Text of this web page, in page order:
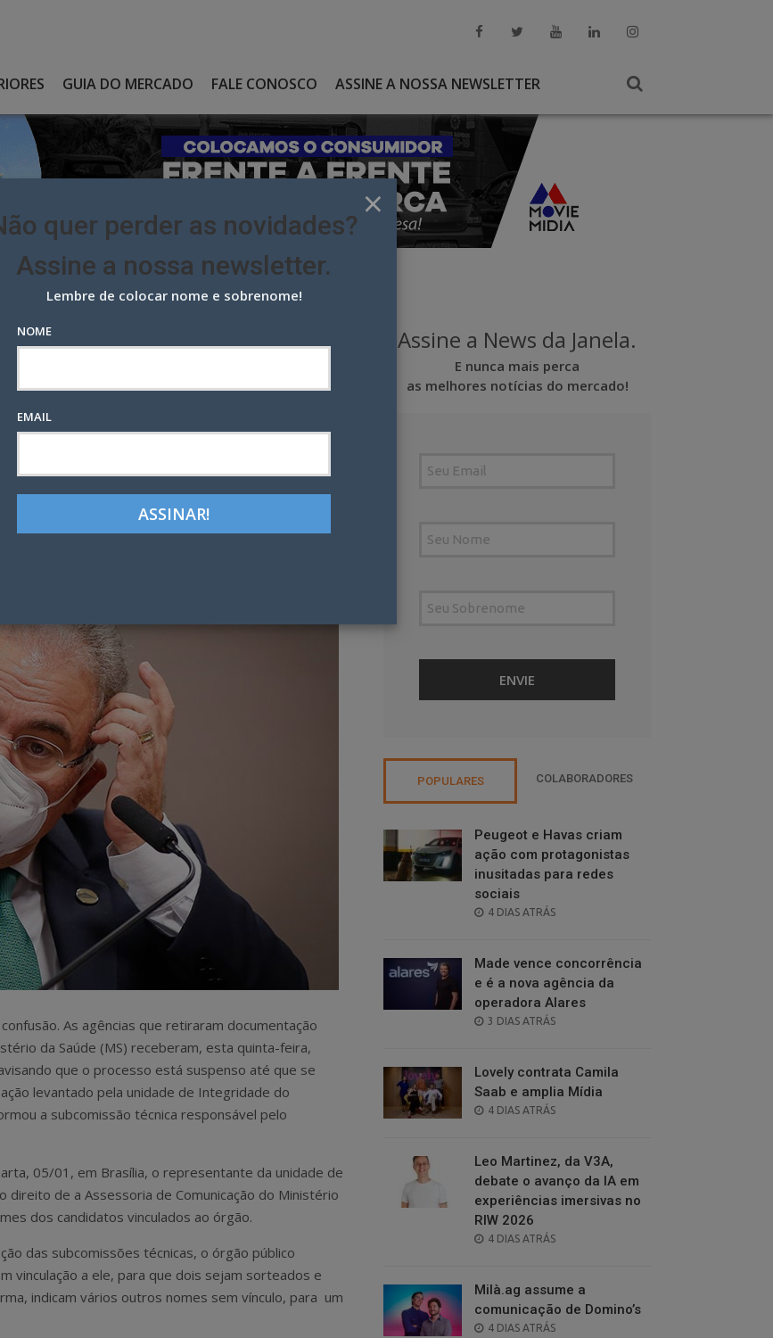
GUIA DO MERCADO FALE CONOSCO ASSINE A NOSSA NEWSLETTER
NA FORMAÇÃO DA SUBCOMISSÃO TÉCNICA
na formação da
LinkedIn Pinterest
As agências que retiraram documentação
da Saúde (MS) receberam, esta quinta-feira,
que o processo está suspenso até que se
levantado pela unidade de Integridade do
a subcomissão técnica responsável pelo
05/01, em Brasília, o representante da unidade de
direito de a Assessoria de Comunicação do Ministério
dos candidatos vinculados ao órgão.
das subcomissões técnicas, o órgão público
vinculação a ele, para que dois sejam sorteados e
indicam vários outros nomes sem vínculo, para um
Assine a News da Janela.
E nunca mais perca
as melhores notícias do mercado!
POPULARES COLABORADORES
Peugeot e Havas criam
ação com protagonistas
inusitadas para redes
sociais
POSTED
4 DIAS ATRÁS
Made vence concorrência
e é a nova agência da
operadora Alares
POSTED
3 DIAS ATRÁS
Lovely contrata Camila
Saab e amplia Mídia
POSTED
4 DIAS ATRÁS
Leo Martinez, da V3A,
debate o avanço da IA em
experiências imersivas no
RIW 2026
POSTED
4 DIAS ATRÁS
Milà.ag assume a
comunicação de Domino’s
POSTED
4 DIAS ATRÁS
×
quer perder as novidades?
Assine a nossa newsletter.
Lembre de colocar nome e sobrenome!
NOME
EMAIL